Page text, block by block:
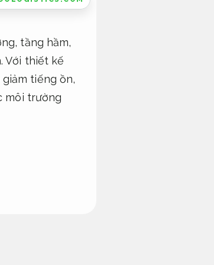
tầng hầm,
Với thiết kế
tiếng ồn,
môi trường